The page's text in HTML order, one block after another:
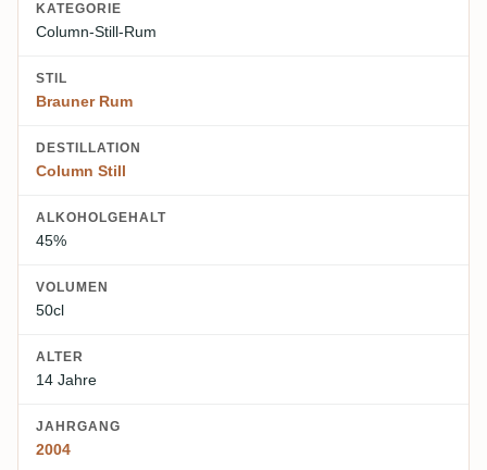
KATEGORIE
Column-Still-Rum
STIL
Brauner Rum
DESTILLATION
Column Still
ALKOHOLGEHALT
45%
VOLUMEN
50cl
ALTER
14 Jahre
JAHRGANG
2004